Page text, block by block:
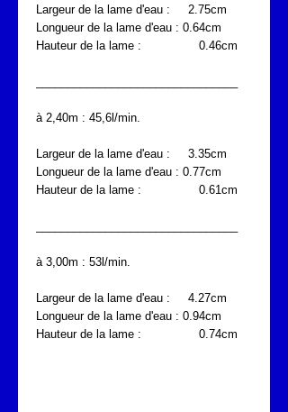
Largeur de la lame d'eau : 2.75cm
Longueur de la lame d'eau : 0.64cm
Hauteur de la lame : 0.46cm
à 2,40m : 45,6l/min.
Largeur de la lame d'eau : 3.35cm
Longueur de la lame d'eau : 0.77cm
Hauteur de la lame : 0.61cm
à 3,00m : 53l/min.
Largeur de la lame d'eau : 4.27cm
Longueur de la lame d'eau : 0.94cm
Hauteur de la lame : 0.74cm